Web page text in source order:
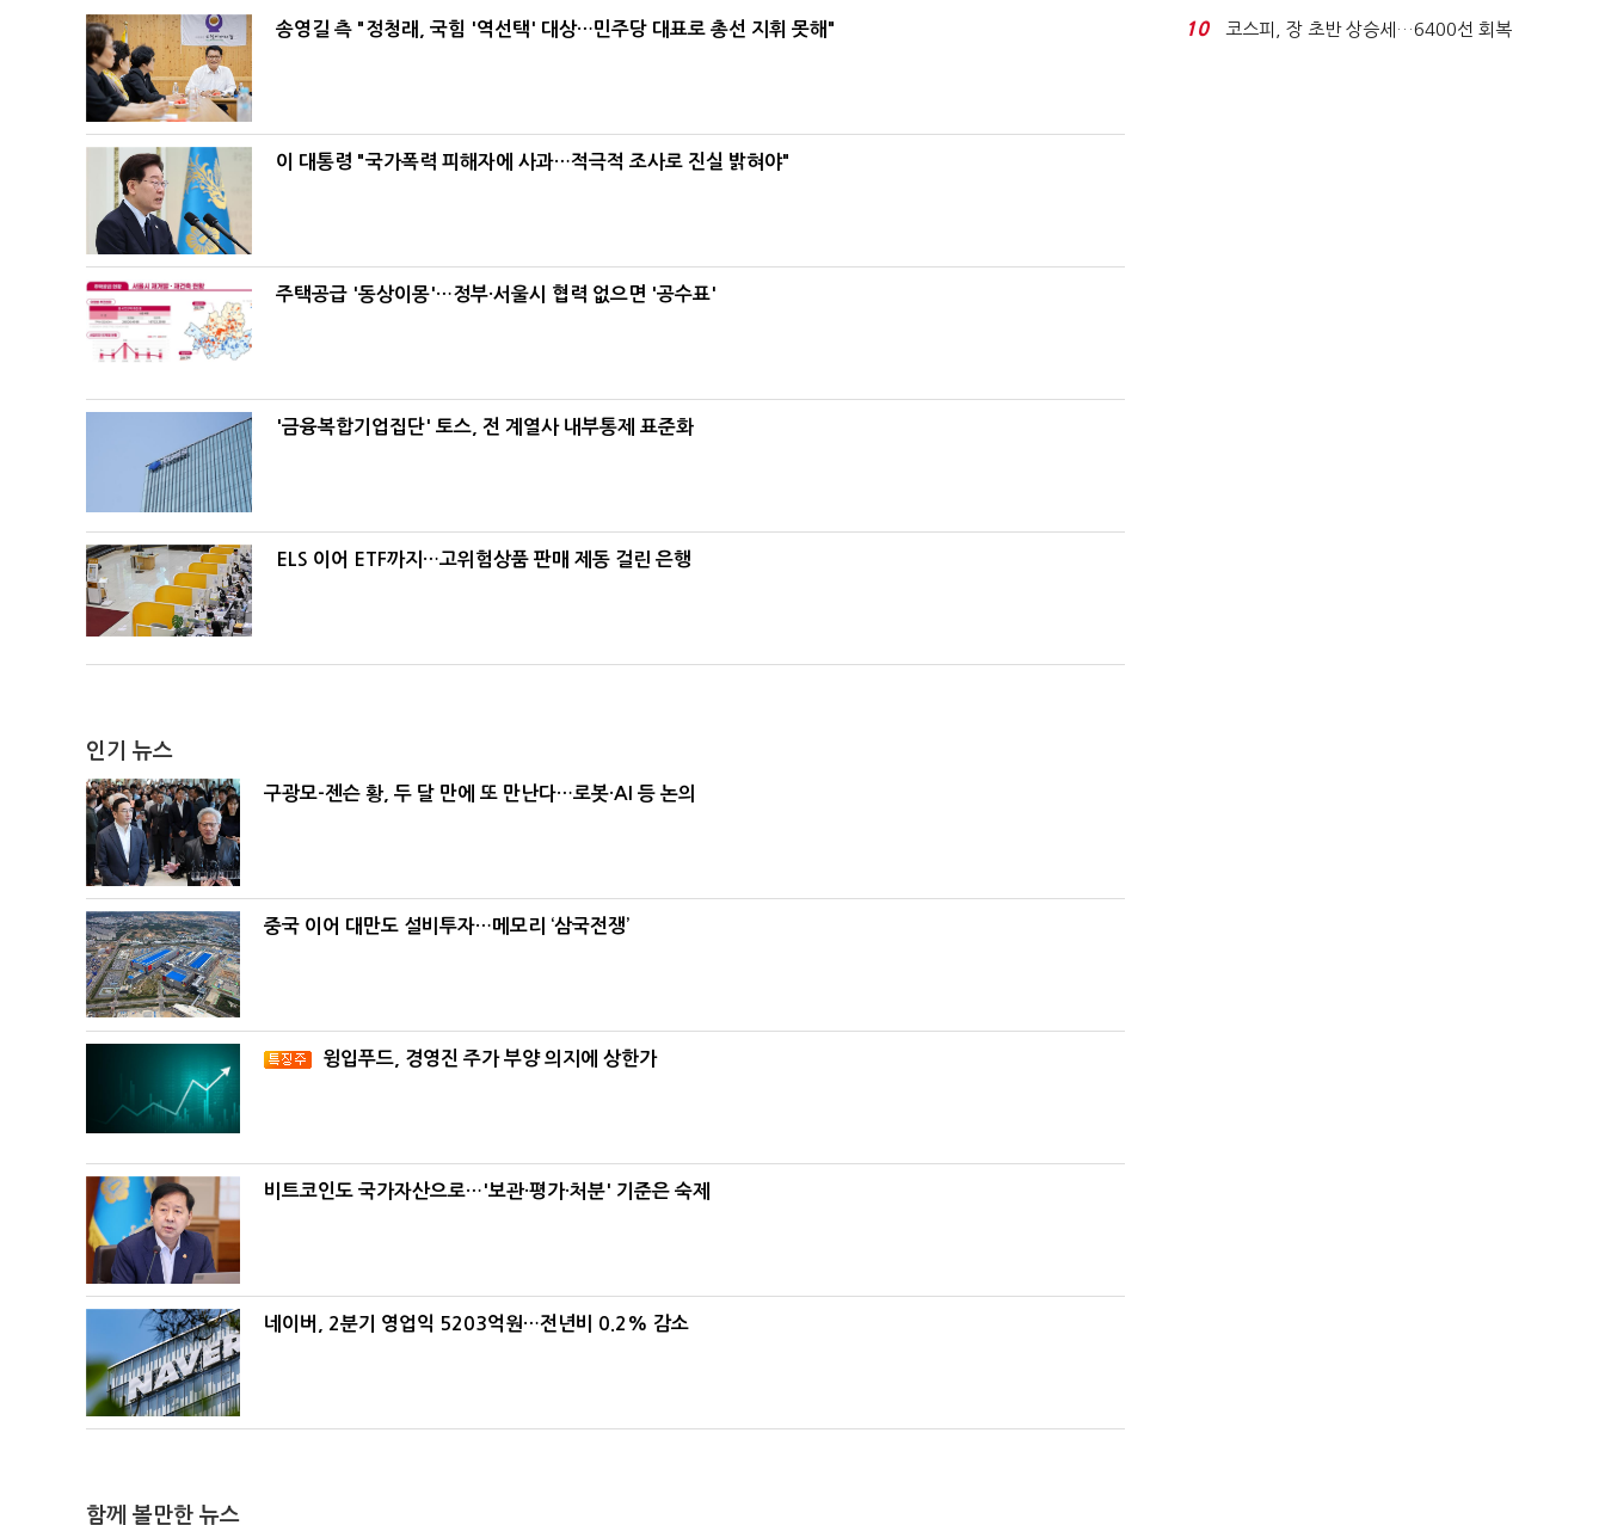
송영길 측 "정청래, 국힘 '역선택' 대상…민주당 대표로 총선 지휘 못해"
이 대통령 "국가폭력 피해자에 사과…적극적 조사로 진실 밝혀야"
주택공급 '동상이몽'…정부·서울시 협력 없으면 '공수표'
'금융복합기업집단' 토스, 전 계열사 내부통제 표준화
ELS 이어 ETF까지…고위험상품 판매 제동 걸린 은행
인기 뉴스
구광모-젠슨 황, 두 달 만에 또 만난다…로봇·AI 등 논의
중국 이어 대만도 설비투자…메모리 ‘삼국전쟁’
윙입푸드, 경영진 주가 부양 의지에 상한가
비트코인도 국가자산으로…'보관·평가·처분' 기준은 숙제
네이버, 2분기 영업익 5203억원…전년비 0.2% 감소
함께 볼만한 뉴스
력 없으면 '공수표'...
10
코스피, 장 초반 상승세…6400선 회복